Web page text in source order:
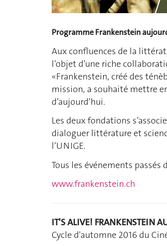
Programme Frankenstein
Aux confluences de la
l’objet d’une riche
«Frankenstein, créé des
mission, a souhaité mettre
d’aujourd’hui.
Les deux fondations
dialoguer littérature et
l’UNIGE.
Tous les événements passés
www.frankenstein.ch
IT'S ALIVE! FRANKENSTEIN
Cycle d'automne 2016 du